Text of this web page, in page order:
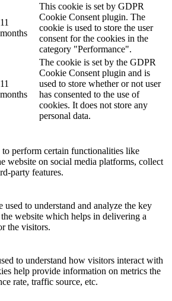
11
months
This cookie is set by GDPR
Cookie Consent plugin. The
cookie is used to store the user
consent for the cookies in the
category "Performance".
11
months
The cookie is set by the GDPR
Cookie Consent plugin and is
used to store whether or not user
has consented to the use of
cookies. It does not store any
personal data.
perform certain functionalities like
website on social media platforms, collect
party features.
used to understand and analyze the key
website which helps in delivering a
the visitors.
to understand how visitors interact with
help provide information on metrics the
rate, traffic source, etc.